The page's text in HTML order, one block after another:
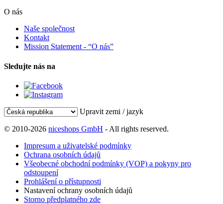
O nás
Naše společnost
Kontakt
Mission Statement - “O nás”
Sledujte nás na
Upravit zemi / jazyk
© 2010-2026 niceshops GmbH - All rights reserved.
Impresum a uživatelské podmínky
Ochrana osobních údajů
Všeobecné obchodní podmínky (VOP) a pokyny pro
odstoupení
Prohlášení o přístupnosti
Nastavení ochrany osobních údajů
Storno předplatného zde